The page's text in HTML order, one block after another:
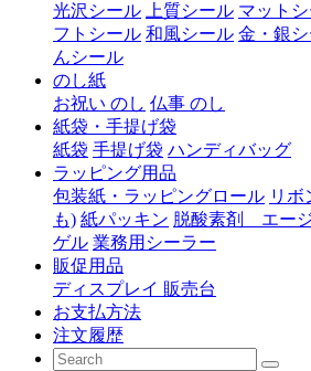
光沢シール
上質シール マット
フトシール 和風シール 金・銀
んシール
のし紙
お祝い のし 仏事 のし
紙袋・手提げ袋
紙袋 手提げ袋 ハンディバッグ
ラッピング用品
包装紙・ラッピングロール リボ
も) 紙パッキン 脱酸素剤 エー
ゲル 業務用シーラー
販促用品
ディスプレイ 販売台
お支払方法
注文履歴